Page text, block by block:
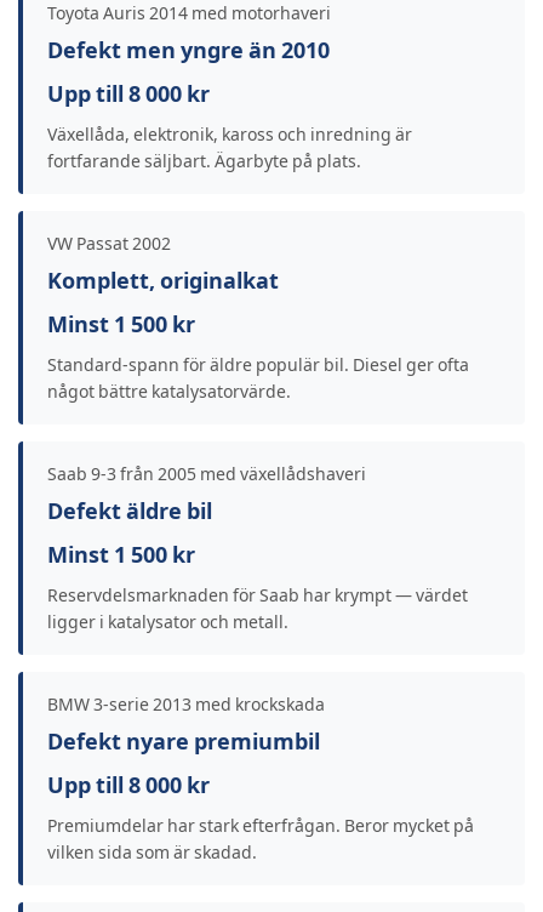
Toyota Auris 2014 med motorhaveri
Defekt men yngre än 2010
Upp till 8 000 kr
Växellåda, elektronik, kaross och inredning är
fortfarande säljbart. Ägarbyte på plats.
VW Passat 2002
Komplett, originalkat
Minst 1 500 kr
Standard-spann för äldre populär bil. Diesel ger ofta
något bättre katalysatorvärde.
Saab 9-3 från 2005 med växellådshaveri
Defekt äldre bil
Minst 1 500 kr
Reservdelsmarknaden för Saab har krympt — värdet
ligger i katalysator och metall.
BMW 3-serie 2013 med krockskada
Defekt nyare premiumbil
Upp till 8 000 kr
Premiumdelar har stark efterfrågan. Beror mycket på
vilken sida som är skadad.